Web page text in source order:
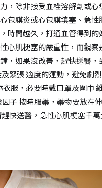
除非接受血栓溶解劑或
膜炎或心包膜填塞、急
間越久，打通血管得到
肌梗塞的嚴重性，而觀
如果沒改善，趕快送醫
緊張 適度的運動，避免劇
服，必要時戴口罩及圍巾
子 按時服藥，藥物要放在
快送醫，急性心肌梗塞